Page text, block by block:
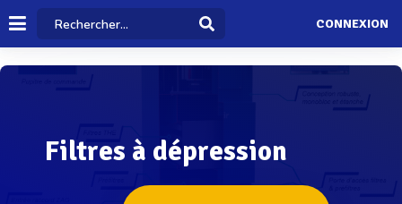
CONNEXION
Filtres à dépression